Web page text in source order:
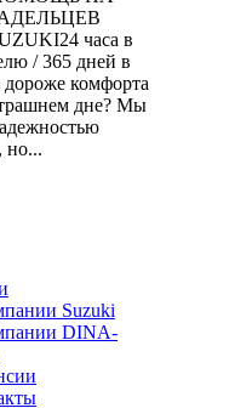
часа в
/ 365 дней в
комфорта
дне? Мы
но...
Suzuki
DINA-